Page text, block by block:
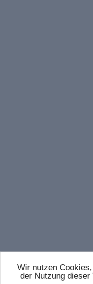
Wir nutzen
der Nutzung